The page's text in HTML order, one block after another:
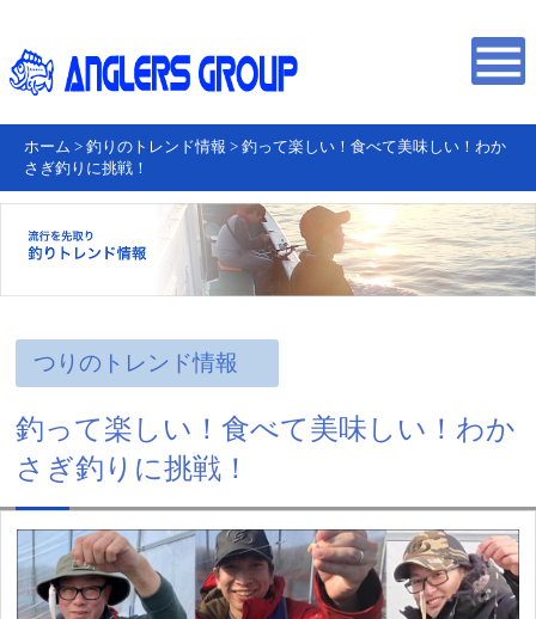
ホーム > 釣りのトレンド情報 > 釣って楽しい！食べて美味しい！わか
さぎ釣りに挑戦！
つりのトレンド情報
釣って楽しい！食べて美味しい！わか
さぎ釣りに挑戦！